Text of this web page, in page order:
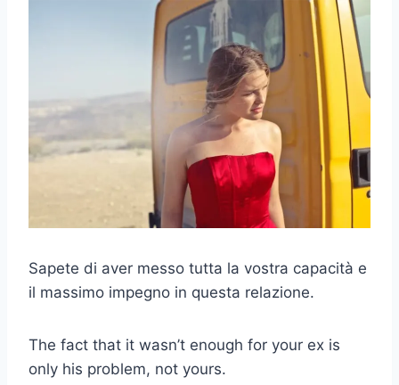
Sapete di aver messo tutta la vostra capacità e
il massimo impegno in questa relazione.
The fact that it wasn’t enough for your ex is
only his problem, not yours.